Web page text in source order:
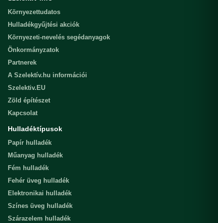
Környezettudatos
Hulladékgyűjtési akciók
Környezeti-nevelés segédanyagok
Önkormányzatok
Partnerek
A Szelektív.hu információi
Szelektiv.EU
Zöld építészet
Kapcsolat
Hulladéktípusok
Papír hulladék
Műanyag hulladék
Fém hulladék
Fehér üveg hulladék
Elektronikai hulladék
Színes üveg hulladék
Szárazelem hulladék